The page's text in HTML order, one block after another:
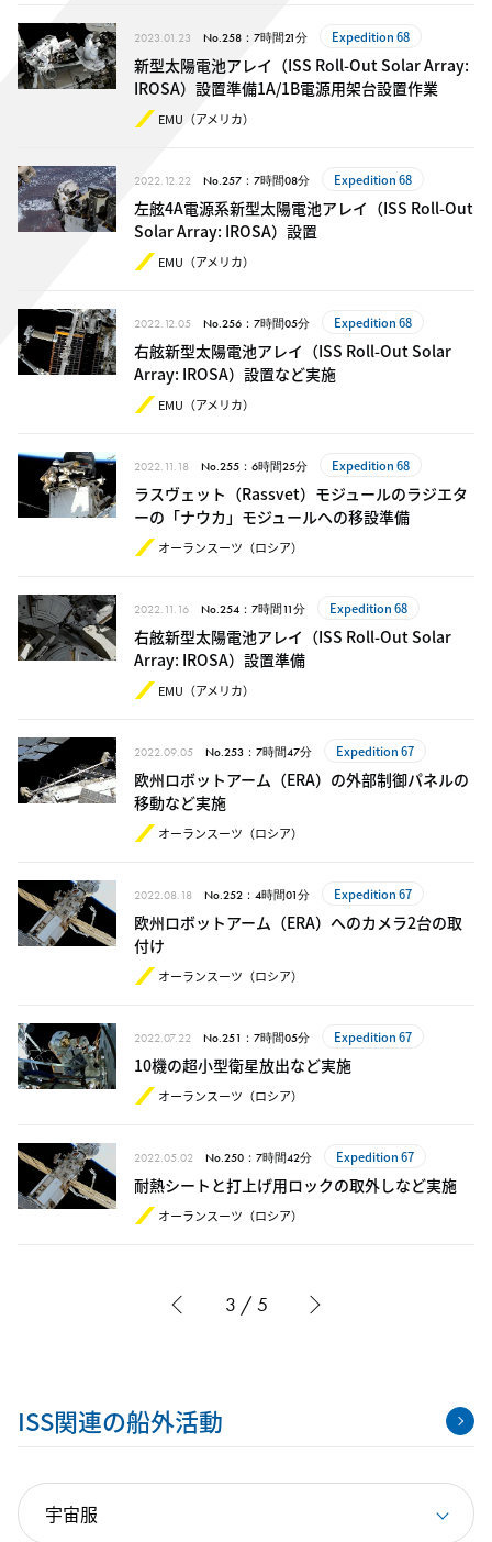
2023.01.23 No.258：7時間21分 Expedition 68
新型太陽電池アレイ（ISS Roll-Out Solar Array:
IROSA）設置準備1A/1B電源用架台設置作業
EMU（アメリカ）
2022.12.22 No.257：7時間08分 Expedition 68
左舷4A電源系新型太陽電池アレイ（ISS Roll-Out
Solar Array: IROSA）設置
EMU（アメリカ）
2022.12.05 No.256：7時間05分 Expedition 68
右舷新型太陽電池アレイ（ISS Roll-Out Solar
Array: IROSA）設置など実施
EMU（アメリカ）
2022.11.18 No.255：6時間25分 Expedition 68
ラスヴェット（Rassvet）モジュールのラジエタ
ーの「ナウカ」モジュールへの移設準備
オーランスーツ（ロシア）
2022.11.16 No.254：7時間11分 Expedition 68
右舷新型太陽電池アレイ（ISS Roll-Out Solar
Array: IROSA）設置準備
EMU（アメリカ）
2022.09.05 No.253：7時間47分 Expedition 67
欧州ロボットアーム（ERA）の外部制御パネルの
移動など実施
オーランスーツ（ロシア）
2022.08.18 No.252：4時間01分 Expedition 67
欧州ロボットアーム（ERA）へのカメラ2台の取
付け
オーランスーツ（ロシア）
2022.07.22 No.251：7時間05分 Expedition 67
10機の超小型衛星放出など実施
オーランスーツ（ロシア）
2022.05.02 No.250：7時間42分 Expedition 67
耐熱シートと打上げ用ロックの取外しなど実施
オーランスーツ（ロシア）
3 / 5
ISS関連の船外活動